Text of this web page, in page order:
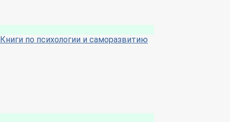
Книги по психологии и саморазвитию